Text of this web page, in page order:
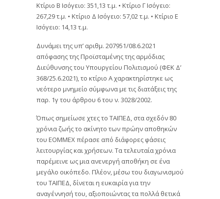
Κτίριο Β Ισόγειο: 351,13 τ.μ. • Κτίριο Γ Ισόγειο:
267,29 τ.μ. • Κτίριο Δ Ισόγειο: 57,02 τ.μ. • Κτίριο Ε
Ισόγειο: 14,13 τ.μ.
Δυνάμει της υπ’ αριθμ. 207951/08.6.2021
απόφασης της Προϊσταμένης της αρμόδιας
Διεύθυνσης του Υπουργείου Πολιτισμού (ΦΕΚ Δ’
368/25.6.2021), το κτίριο Α χαρακτηρίστηκε ως
νεότερο μνημείο σύμφωνα με τις διατάξεις της
παρ. 1γ του άρθρου 6 του ν. 3028/2002.
Όπως σημείωσε χτες το ΤΑΙΠΕΔ, στα σχεδόν 80
χρόνια ζωής το ακίνητο των πρώην αποθηκών
του ΕΟΜΜΕΧ πέρασε από διάφορες φάσεις
λειτουργίας και χρήσεων. Τα τελευταία χρόνια
παρέμεινε ως μια ανενεργή αποθήκη σε ένα
μεγάλο οικόπεδο. Πλέον, μέσω του διαγωνισμού
του ΤΑΙΠΕΔ, δίνεται η ευκαιρία για την
αναγέννησή του, αξιοποιώντας τα πολλά θετικά